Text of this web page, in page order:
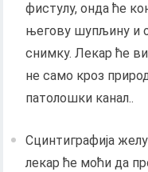
фистулу, онда ће
његову шупљину и
снимку. Лекар ће
не само кроз
патолошки канал..
Сцинтиграфија
лекар ће моћи да